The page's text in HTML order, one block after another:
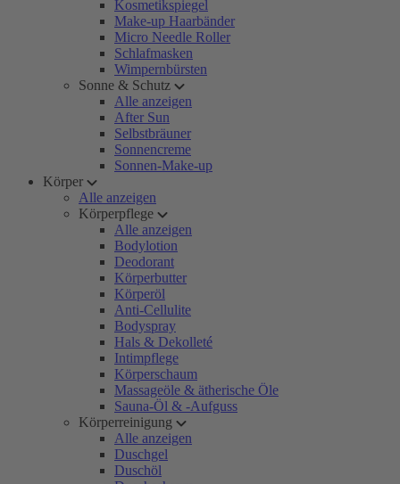
Kosmetikspiegel
Make-up Haarbänder
Micro Needle Roller
Schlafmasken
Wimpernbürsten
Sonne & Schutz
Alle anzeigen
After Sun
Selbstbräuner
Sonnencreme
Sonnen-Make-up
Körper
Alle anzeigen
Körperpflege
Alle anzeigen
Bodylotion
Deodorant
Körperbutter
Körperöl
Anti-Cellulite
Bodyspray
Hals & Dekolleté
Intimpflege
Körperschaum
Massageöle & ätherische Öle
Sauna-Öl & -Aufguss
Körperreinigung
Alle anzeigen
Duschgel
Duschöl